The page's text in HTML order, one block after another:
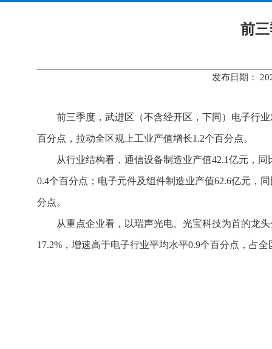
前
发布日期：
前三季度，武进区（不含经开区，下同）电子行
百分点，拉动全区规上工业产值增长1.2个百分点。
从行业结构看，通信设备制造业产值42.1亿元，
0.4个百分点；电子元件及组件制造业产值62.6亿元，
分点。
从重点企业看，以瑞声光电、光宝科技为首的龙
17.2%，增速高于电子行业平均水平0.9个百分点，占